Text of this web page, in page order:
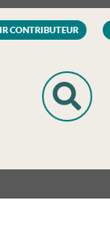
CONTRIBUTEUR